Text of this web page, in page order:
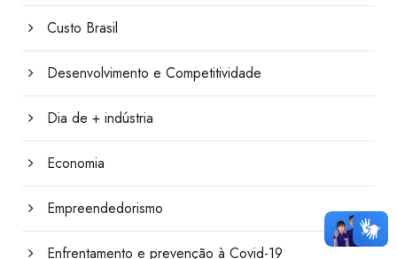
Custo Brasil
Desenvolvimento e Competitividade
Dia de + indústria
Economia
Empreendedorismo
Enfrentamento e prevenção à Covid-19